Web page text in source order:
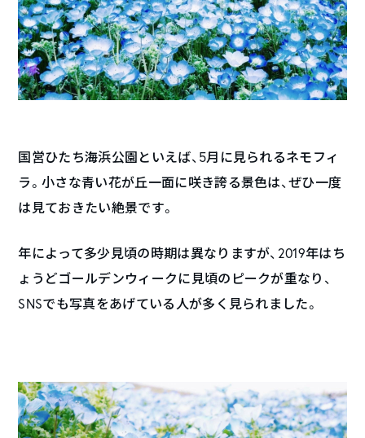
国営ひたち海浜公園といえば、5月に見られるネモフィ
ラ。小さな青い花が丘一面に咲き誇る景色は、ぜひ一度
は見ておきたい絶景です。
年によって多少見頃の時期は異なりますが、2019年はち
ょうどゴールデンウィークに見頃のピークが重なり、
SNSでも写真をあげている人が多く見られました。